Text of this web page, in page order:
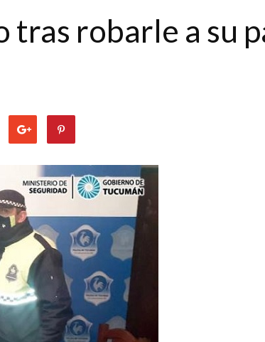
robarle a su